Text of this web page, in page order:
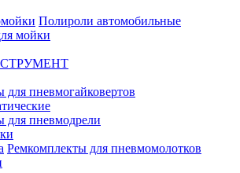
Полироли автомобильные
мойки
для пневмогайковертов
для пневмодрели
Ремкомплекты для пневмомолотков